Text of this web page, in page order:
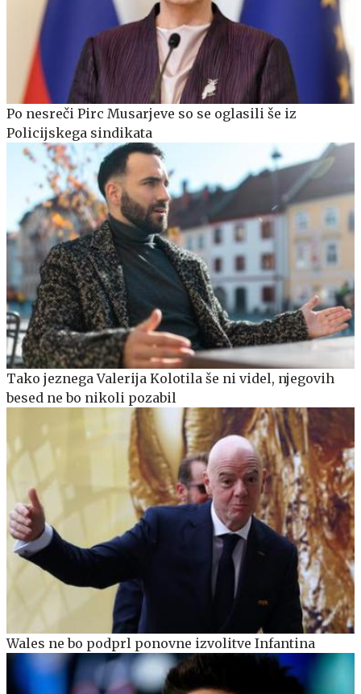
Po nesreči Pirc Musarjeve so se oglasili še iz
Policijskega sindikata
Tako jeznega Valerija Kolotila še ni videl, njegovih
besed ne bo nikoli pozabil
Wales ne bo podprl ponovne izvolitve Infantina